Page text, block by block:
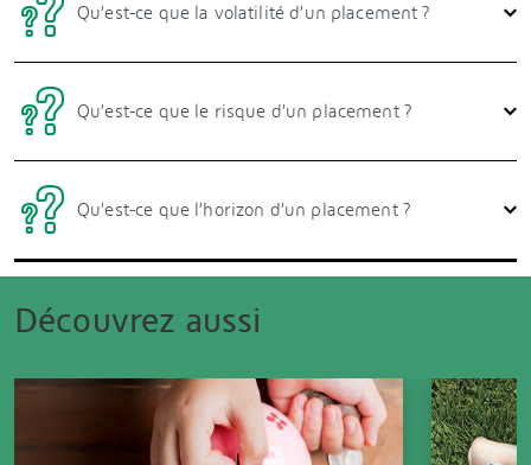
Qu’est-ce que la volatilité d’un placement ?
Qu’est-ce que le risque d’un placement ?
Qu’est-ce que l’horizon d’un placement ?
Découvrez aussi